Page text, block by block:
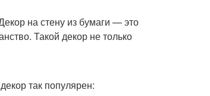
на стену из бумаги — это
Такой декор не только
так популярен: